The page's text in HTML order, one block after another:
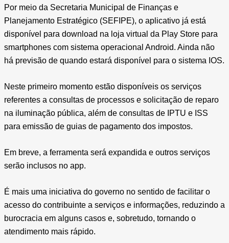
Por meio da Secretaria Municipal de Finanças e
Planejamento Estratégico (SEFIPE), o aplicativo já está
disponível para download na loja virtual da Play Store para
smartphones com sistema operacional Android. Ainda não
há previsão de quando estará disponível para o sistema IOS.
Neste primeiro momento estão disponíveis os serviços
referentes a consultas de processos e solicitação de reparo
na iluminação pública, além de consultas de IPTU e ISS
para emissão de guias de pagamento dos impostos.
Em breve, a ferramenta será expandida e outros serviços
serão inclusos no app.
É mais uma iniciativa do governo no sentido de facilitar o
acesso do contribuinte a serviços e informações, reduzindo a
burocracia em alguns casos e, sobretudo, tornando o
atendimento mais rápido.